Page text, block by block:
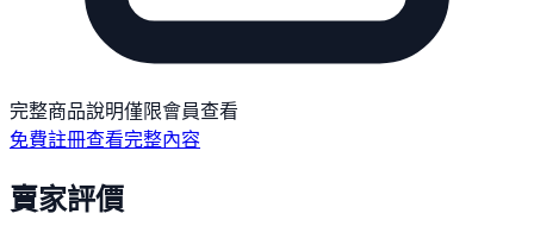
完整商品說明僅限會員查看
免費註冊查看完整內容
賣家評價